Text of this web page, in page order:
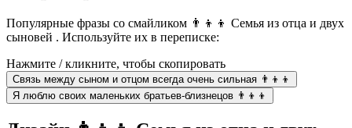
Популярные фразы со смайликом 👨‍👦‍👦 Семья из отца и двух
сыновей . Используйте их в переписке:
Нажмите / кликните, чтобы скопировать
Связь между сыном и отцом всегда очень сильная 👨‍👦‍👦
Я люблю своих маленьких братьев-близнецов 👨‍👦‍👦